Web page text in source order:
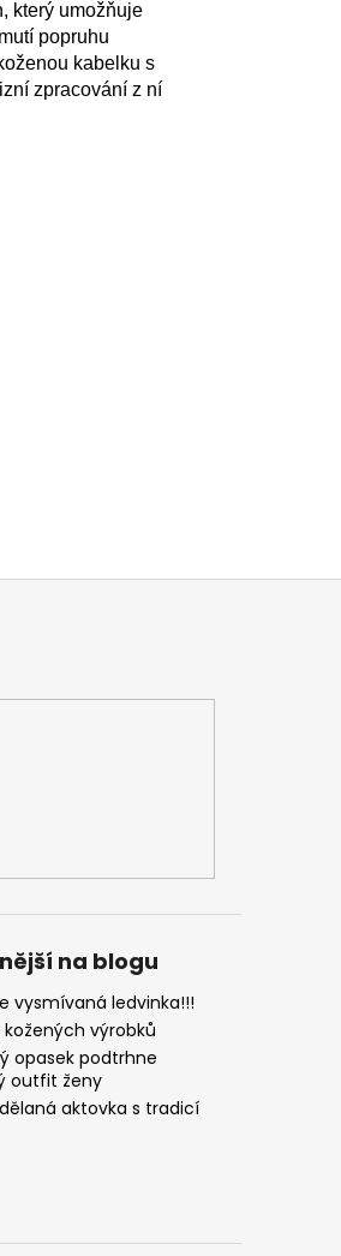
který umožňuje
popruhu
kabelku s
zpracování z ní
na blogu
vysmívaná ledvinka!!!
kožených výrobků
opasek podtrhne
outfit ženy
aktovka s tradicí